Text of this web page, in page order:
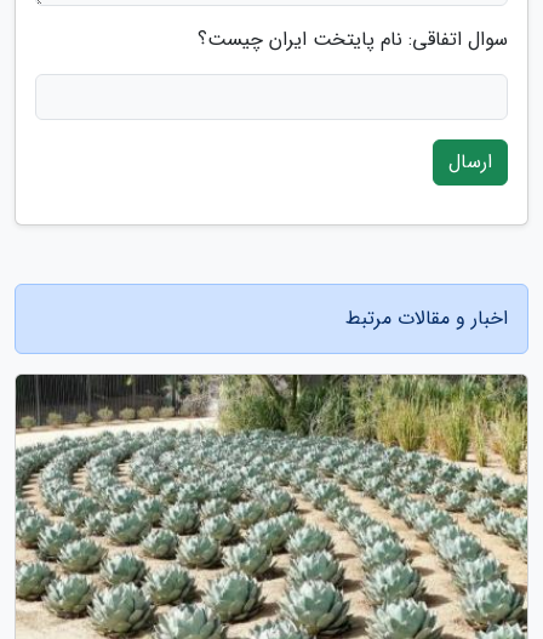
سوال اتفاقی: نام پایتخت ایران چیست؟
ارسال
اخبار و مقالات مرتبط